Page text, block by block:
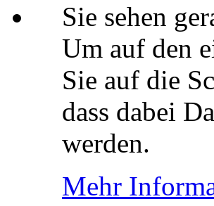
Sie sehen
Um auf den
Sie auf die
dass dabei
werden.
Mehr